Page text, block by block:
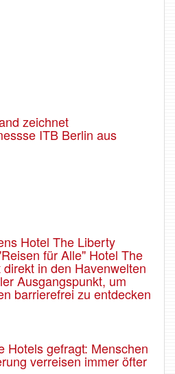
zeichnet
ITB Berlin aus
Hotel The Liberty
für Alle" Hotel The
in den Havenwelten
Ausgangspunkt, um
barrierefrei zu entdecken
Hotels gefragt: Menschen
verreisen immer öfter